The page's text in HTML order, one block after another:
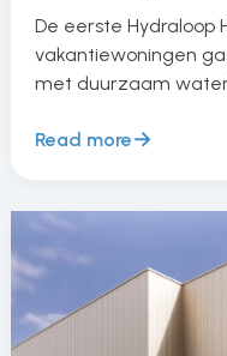
De eerste Hydraloop
vakantiewoningen
met duurzaam
Read more